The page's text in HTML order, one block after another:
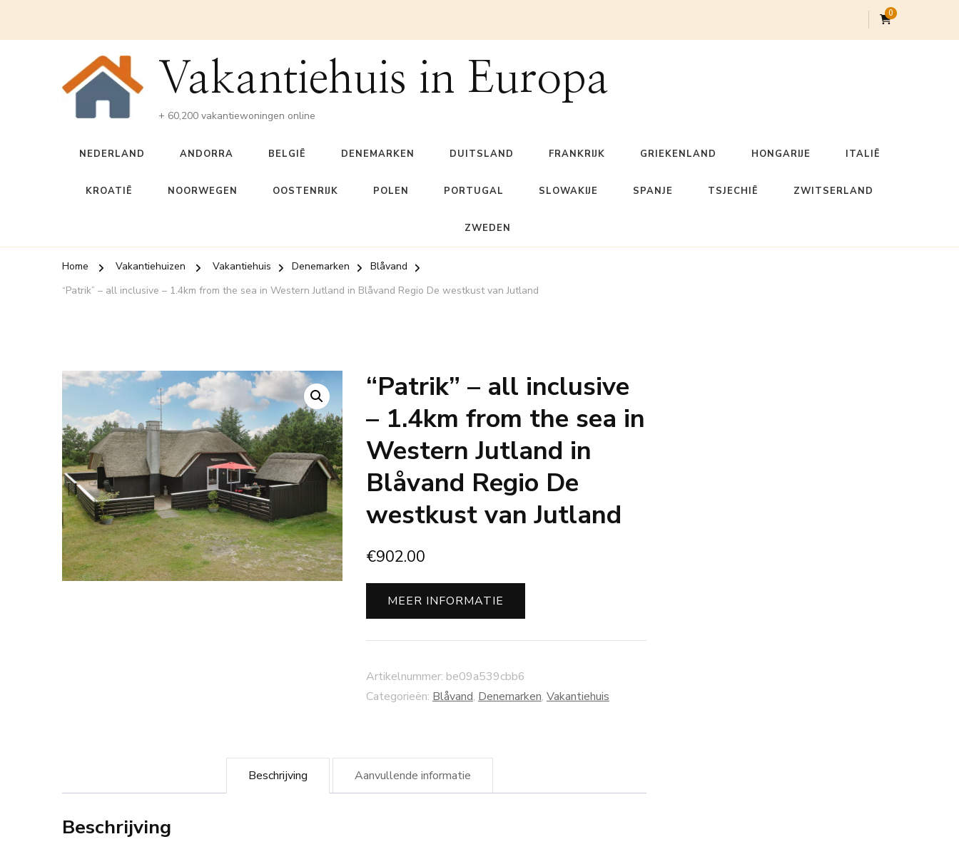
0
Vakantiehuis in Europa
+ 60,200 vakantiewoningen online
NEDERLAND ANDORRA BELGIË DENEMARKEN DUITSLAND FRANKRIJK GRIEKENLAND HONGARIJE ITALIË
KROATIË NOORWEGEN OOSTENRIJK POLEN PORTUGAL SLOWAKIJE SPANJE TSJECHIË ZWITSERLAND
ZWEDEN
Home Vakantiehuizen Vakantiehuis Denemarken
Blåvand
“Patrik” – all inclusive – 1.4km from the sea in Western Jutland in Blåvand Regio De westkust van Jutland
“Patrik” – all inclusive
– 1.4km from the sea in
Western Jutland in
Blåvand Regio De
westkust van Jutland
€902.00
MEER INFORMATIE
Artikelnummer: be09a539cbb6
Categorieën: Blåvand, Denemarken, Vakantiehuis
Beschrijving Aanvullende informatie
Beschrijving